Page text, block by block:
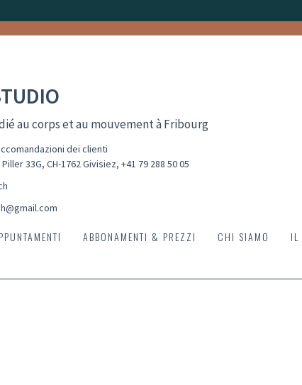
au corps et au mouvement à Fribourg
dei clienti
33G, CH-1762 Givisiez, +41 79 288 50 05
ABBONAMENTI & PREZZI CHI SIAMO
IL